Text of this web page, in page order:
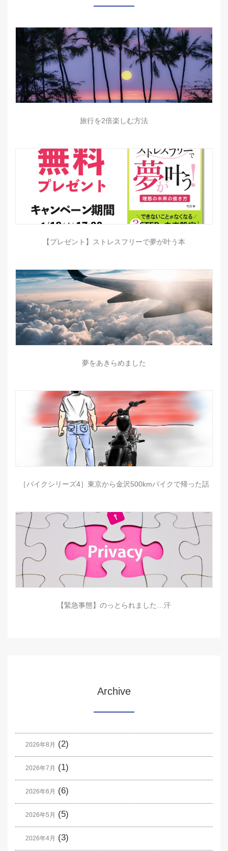
旅行を2倍楽しむ方法
【プレゼント】ストレスフリーで夢が叶う本
夢をあきらめました
［バイクシリーズ4］東京から金沢500kmバイクで帰った話
【緊急事態】のっとられました…汗
Archive
2026年8月 (2)
2026年7月 (1)
2026年6月 (6)
2026年5月 (5)
2026年4月 (3)